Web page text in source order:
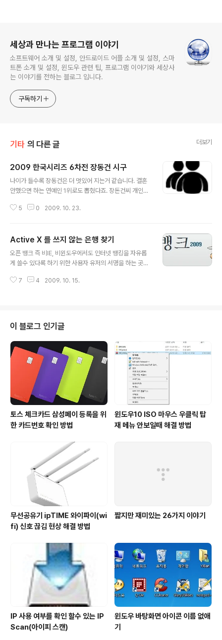
세상과 만나는 프로그램 이야기
소프트웨어 소개 및 설정, 안드로이드 어플 소개 및 설정, 스마
트폰 소개 및 설정, 윈도우 관련 팁, 프로그램 이야기와 세상사
는 이야기를 전하는 블로그 입니다.
구독하기
기타 의 다른 글 더보기
2009 한국시리즈 6차전 장동건 시구
나이가 들수록 장동건은 더 멋있어 지는거 같습니다. 결혼
안했으면 하는 연예인 1위로도 뽑혔다죠. 장돈건씨 개인적
바램도 있네요. 제가 남자인데도 이런 생각을 하는데 여성
건씨 보니깐 예전에 제 동생이 침흘리며 CF를 보던 기억이
납니다. 이 CF 에서 이런 대사가 나오죠. "나 진짜 잘생겼
지?" 침흘리며 보던 제 동생이 대답을 대답을 하더군요.
기 잘생겼지 라고 물으니깐 자동으로 대답이 나오네요. ^^
5 0 2009. 10. 23.
Active X 를 쓰지 않는 은행 찾기
오픈 뱅크 즉 비IE, 비윈도우에서도 인터넷 뱅킹을 자유롭
게 쓸수 있다록 하기 위한 사용자 유저의 서명을 하는 곳입
을 할수 있는 그날까지 사용자들의 노력이 필요 할거 같습
를 이용하거나 파이어폭스, 오페라, 사파리, 구글 크롬 같은
웹 브라우저를 선택하고 싶어도 사용할 수 없는 상태입니
다. 이 문제는 비단 이들 사용자 뿐만 아니라 앞으로 모바일
이나 각종 인터넷 기기에도 영향을 줄 수 있고, 윈도우 사용
자 조차도 비스타, 윈도우7 그리고 성능과 사용성이 월등
히 높아진 IE8 같은 최신..
7 4 2009. 10. 15.
이 블로그 인기글
토스 체크카드 삼성페이 등록을 위
한 카드번호 확인 방법
윈도우10 ISO 마우스 우클릭 탑
재 메뉴 안보일때 해결 방법
무선공유기 ipTIME 와이파이(wi
fi) 신호 끊김 현상 해결 방법
짧지만 재미있는 26가지 이야기
IP 사용 여부를 확인 할수 있는 IP
Scan(아이피 스캔)
윈도우 바탕화면 아이콘 이름 없애
기